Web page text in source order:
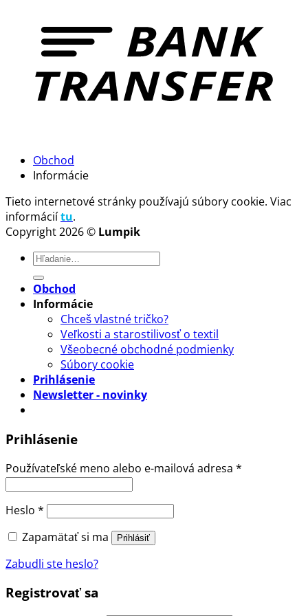
Obchod
Informácie
Tieto internetové stránky používajú súbory cookie. Viac
informáciítu.
Copyright 2026 © Lumpik
Hľadať:
Obchod
Informácie
Chceš vlastné tričko?
Veľkosti a starostilivosť o textil
Všeobecné obchodné podmienky
Súbory cookie
Prihlásenie
Newsletter - novinky
Prihlásenie
Používateľské meno alebo e-mailová adresa *
Heslo * Povinné
Zapamätať si ma
Prihlásiť
Zabudli ste heslo?
Registrovať sa